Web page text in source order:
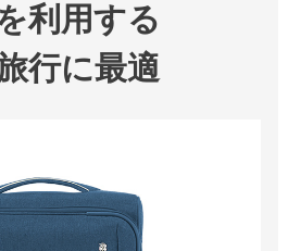
利用する
行に最適